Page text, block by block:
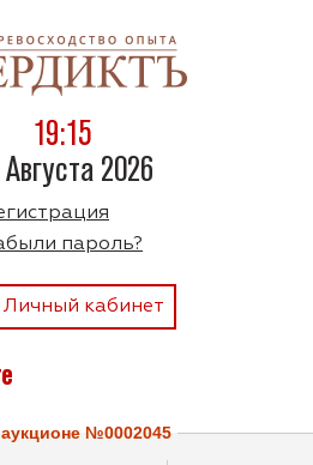
19:15
2026
пароль?
Личный кабинет
№0002045